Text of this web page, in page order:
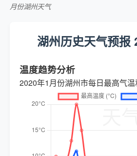
月份湖州天气
湖州历史天气预报
温度趋势分析
2020年1月份湖州市每日最高气